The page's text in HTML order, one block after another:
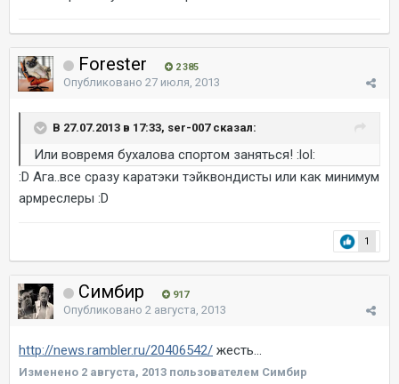
Forester 2 385
Опубликовано 27 июля, 2013
В 27.07.2013 в 17:33, ser-007 сказал:
Или вовремя бухалова спортом заняться! :lol:
:D Ага..все сразу каратэки тэйквондисты или как минимум
армреслеры :D
1
Симбир 917
Опубликовано 2 августа, 2013
http://news.rambler.ru/20406542/ жесть...
Изменено 2 августа, 2013 пользователем Симбир